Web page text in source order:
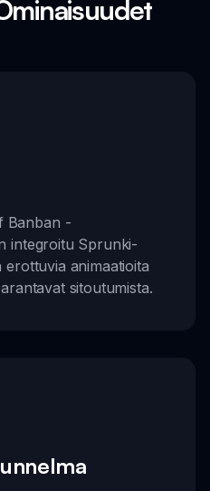
Banban -
integroitu Sprunki-
animaatioita
sitoutumista.